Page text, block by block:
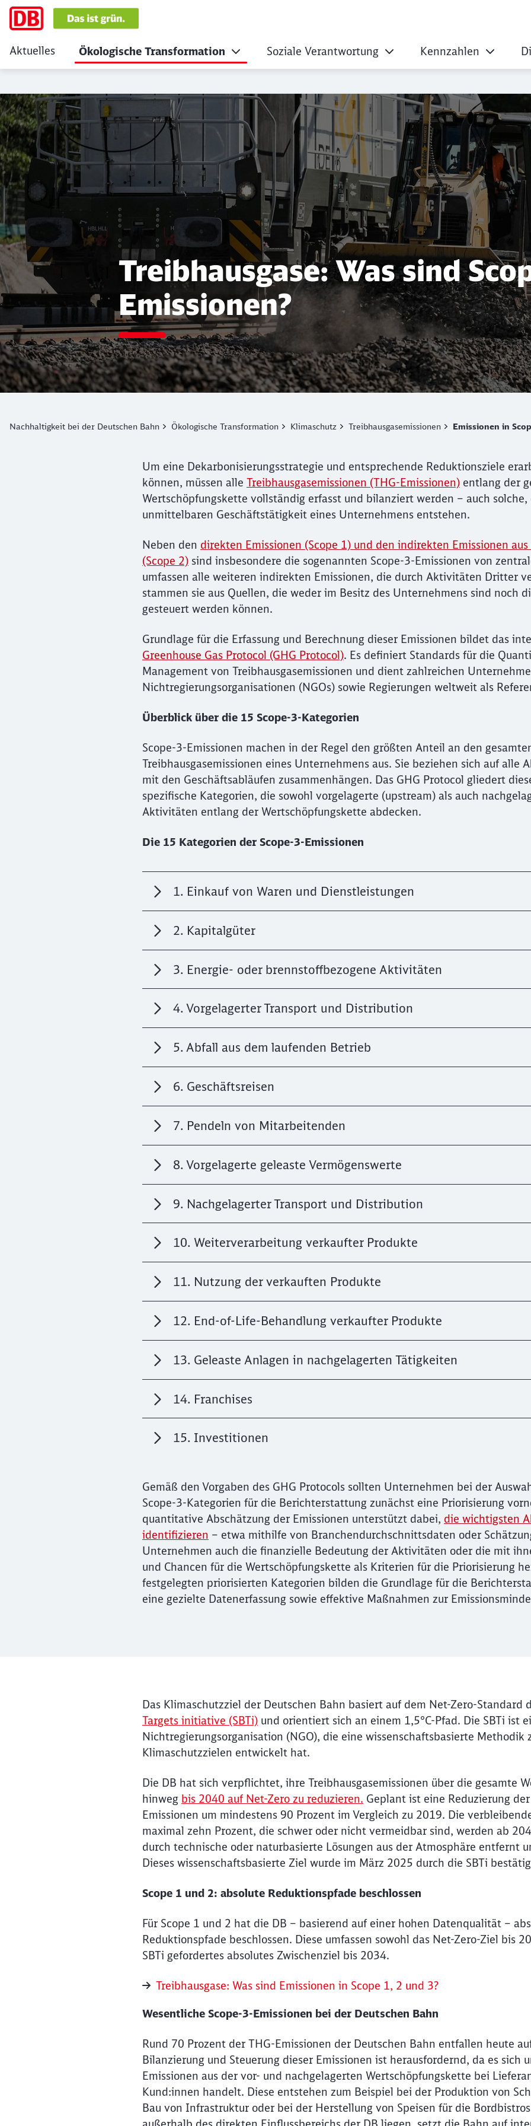
Treibhausgase: Was sind Scope-3-
Aktuelles Ökologische Transformation Soziale Verantwortung Kennzahlen
Treibhausgase: Was sind
Emissionen?
Nachhaltigkeit bei der Deutschen Bahn Ökologische Transformation Klimaschutz Treibhausgasemissionen Emissionen in
Um eine Dekarbonisierungsstrategie und entsprechende Reduktionsziele
können, müssen alle Treibhausgasemissionen (THG-Emissionen) entlang der
Wertschöpfungskette vollständig erfasst und bilanziert werden – auch
unmittelbaren Geschäftstätigkeit eines Unternehmens entstehen.
Neben den direkten Emissionen (Scope 1) und den indirekten Emissionen
(Scope 2) sind insbesondere die sogenannten Scope-3-Emissionen von
umfassen alle weiteren indirekten Emissionen, die durch Aktivitäten Dritter
stammen sie aus Quellen, die weder im Besitz des Unternehmens sind noch
gesteuert werden können.
Grundlage für die Erfassung und Berechnung dieser Emissionen bildet das
Greenhouse Gas Protocol (GHG Protocol). Es definiert Standards für die
Management von Treibhausgasemissionen und dient zahlreichen
Nichtregierungsorganisationen (NGOs) sowie Regierungen weltweit als
Überblick über die 15 Scope-3-Kategorien
Scope-3-Emissionen machen in der Regel den größten Anteil an den
Treibhausgasemissionen eines Unternehmens aus. Sie beziehen sich auf
mit den Geschäftsabläufen zusammenhängen. Das GHG Protocol gliedert
spezifische Kategorien, die sowohl vorgelagerte (upstream) als auch
Aktivitäten entlang der Wertschöpfungskette abdecken.
Die 15 Kategorien der Scope-3-Emissionen
1. Einkauf von Waren und Dienstleistungen
2. Kapitalgüter
3. Energie- oder brennstoffbezogene Aktivitäten
4. Vorgelagerter Transport und Distribution
5. Abfall aus dem laufenden Betrieb
6. Geschäftsreisen
7. Pendeln von Mitarbeitenden
8. Vorgelagerte geleaste Vermögenswerte
9. Nachgelagerter Transport und Distribution
10. Weiterverarbeitung verkaufter Produkte
11. Nutzung der verkauften Produkte
12. End-of-Life-Behandlung verkaufter Produkte
13. Geleaste Anlagen in nachgelagerten Tätigkeiten
14. Franchises
15. Investitionen
Gemäß den Vorgaben des GHG Protocols sollten Unternehmen bei der
Scope-3-Kategorien für die Berichterstattung zunächst eine Priorisierung
quantitative Abschätzung der Emissionen unterstützt dabei, die wichtigsten
identifizieren – etwa mithilfe von Branchendurchschnittsdaten oder
Unternehmen auch die finanzielle Bedeutung der Aktivitäten oder die mit
und Chancen für die Wertschöpfungskette als Kriterien für die Priorisierung
festgelegten priorisierten Kategorien bilden die Grundlage für die
eine gezielte Datenerfassung sowie effektive Maßnahmen zur
Das Klimaschutzziel der Deutschen Bahn basiert auf dem Net-Zero-Standard
Targets initiative (SBTi) und orientiert sich an einem 1,5°C-Pfad. Die SBTi ist
Nichtregierungsorganisation (NGO), die eine wissenschaftsbasierte Methodik
Klimaschutzzielen entwickelt hat.
Die DB hat sich verpflichtet, ihre Treibhausgasemissionen über die gesamte
hinweg bis 2040 auf Net-Zero zu reduzieren. Geplant ist eine Reduzierung
Emissionen um mindestens 90 Prozent im Vergleich zu 2019. Die
maximal zehn Prozent, die schwer oder nicht vermeidbar sind, werden ab
durch technische oder naturbasierte Lösungen aus der Atmosphäre entfernt
Dieses wissenschaftsbasierte Ziel wurde im März 2025 durch die SBTi
Scope 1 und 2: absolute Reduktionspfade beschlossen
Für Scope 1 und 2 hat die DB – basierend auf einer hohen Datenqualität –
Reduktionspfade beschlossen. Diese umfassen sowohl das Net-Zero-Ziel bis
SBTi gefordertes absolutes Zwischenziel bis 2034.
Treibhausgase: Was sind Emissionen in Scope 1, 2 und 3?
Wesentliche Scope-3-Emissionen bei der Deutschen Bahn
Rund 70 Prozent der THG-Emissionen der Deutschen Bahn entfallen heute
Bilanzierung und Steuerung dieser Emissionen ist herausfordernd, da es sich
Emissionen aus der vor- und nachgelagerten Wertschöpfungskette bei
Kund:innen handelt. Diese entstehen zum Beispiel bei der Produktion von
Bau von Infrastruktur oder bei der Herstellung von Speisen für die
Möchten Sie zuweitergeleitet werden?